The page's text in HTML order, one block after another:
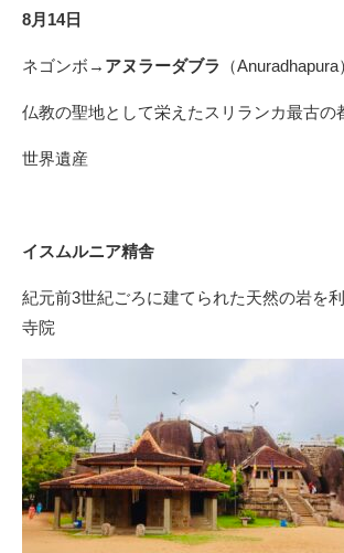
8月14日
ネゴンボ→ アヌラーダブラ （Anuradhapura
仏教の聖地として栄えたスリランカ最古の
世界遺産
イスムルニア精舎
紀元前3世紀ごろに建てられた天然の岩を
寺院